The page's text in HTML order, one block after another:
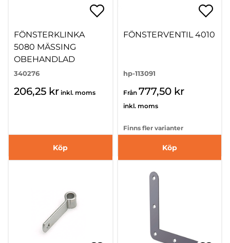
FÖNSTERKLINKA
5080 MÄSSING
OBEHANDLAD
340276
206,25 kr inkl. moms
Köp
FÖNSTERVENTIL 4010
hp-113091
Från 777,50 kr
inkl. moms
Finns fler varianter
Köp